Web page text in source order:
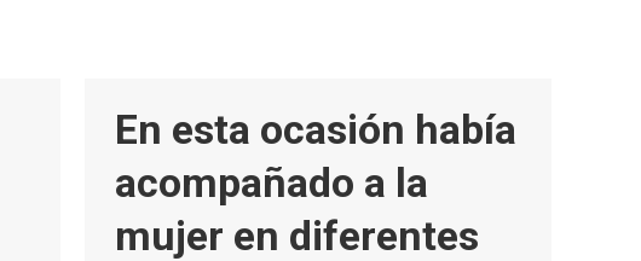
En esta ocasión había
acompañado a la
mujer en diferentes